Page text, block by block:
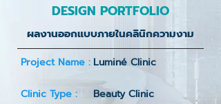
DESIGN PORTFOLIO
ผลงานออกแบบภายในคลินิกความงาม
Project Name : Luminé Clinic
Clinic Type :
Beauty Clinic